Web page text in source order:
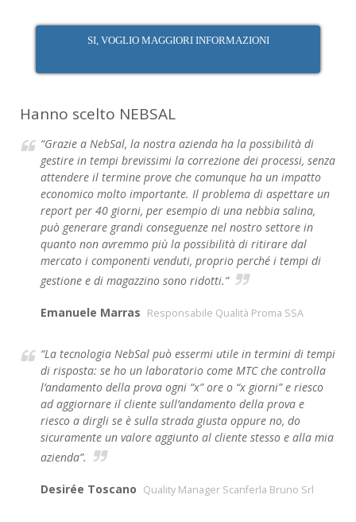
SI, VOGLIO MAGGIORI INFORMAZIONI
Hanno scelto NEBSAL
“Grazie a NebSal, la nostra azienda ha la possibilità di
gestire in tempi brevissimi la correzione dei processi, senza
attendere il termine prove che comunque ha un impatto
economico molto importante. Il problema di aspettare un
report per 40 giorni, per esempio di una nebbia salina,
può generare grandi conseguenze nel nostro settore in
quanto non avremmo più la possibilità di ritirare dal
mercato i componenti venduti, proprio perché i tempi di
gestione e di magazzino sono ridotti.”
Emanuele Marras Responsabile Qualità Proma SSA
“La tecnologia NebSal può essermi utile in termini di tempi
di risposta: se ho un laboratorio come MTC che controlla
l’andamento della prova ogni “x” ore o “x giorni” e riesco
ad aggiornare il cliente sull’andamento della prova e
riesco a dirgli se è sulla strada giusta oppure no, do
sicuramente un valore aggiunto al cliente stesso e alla mia
azienda”.
Desirée Toscano Quality Manager Scanferla Bruno Srl